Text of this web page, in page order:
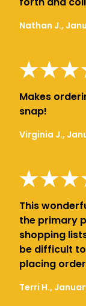
Nathan J.,
Makes
snap!
Virginia J.,
This
the primary
shopping
be difficult
placing
Terri H.,